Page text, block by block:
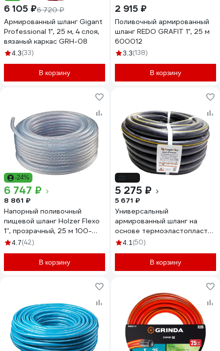
6 105 ₽6 720 ₽
Армированный шланг Gigant
Professional 1", 25 м, 4 слоя,
вязаный каркас GRH-08
4.3(33)
В корзину
2 915 ₽
Поливочный армированный
шланг REDO GRAFIT 1", 25 м
600012
3.3(138)
В корзину
-24%
6 747 ₽
8 861 ₽
Напорный поливочный
пищевой шланг Holzer Flexo
1'', прозрачный, 25 м 100-
12525M
4.7(42)
В корзину
5 275 ₽
5 671 ₽
Универсальный
армированный шланг на
основе термоэластопласта
Berginflex 1", 25 м TPE-S-25B
4.1 (50)
В корзину